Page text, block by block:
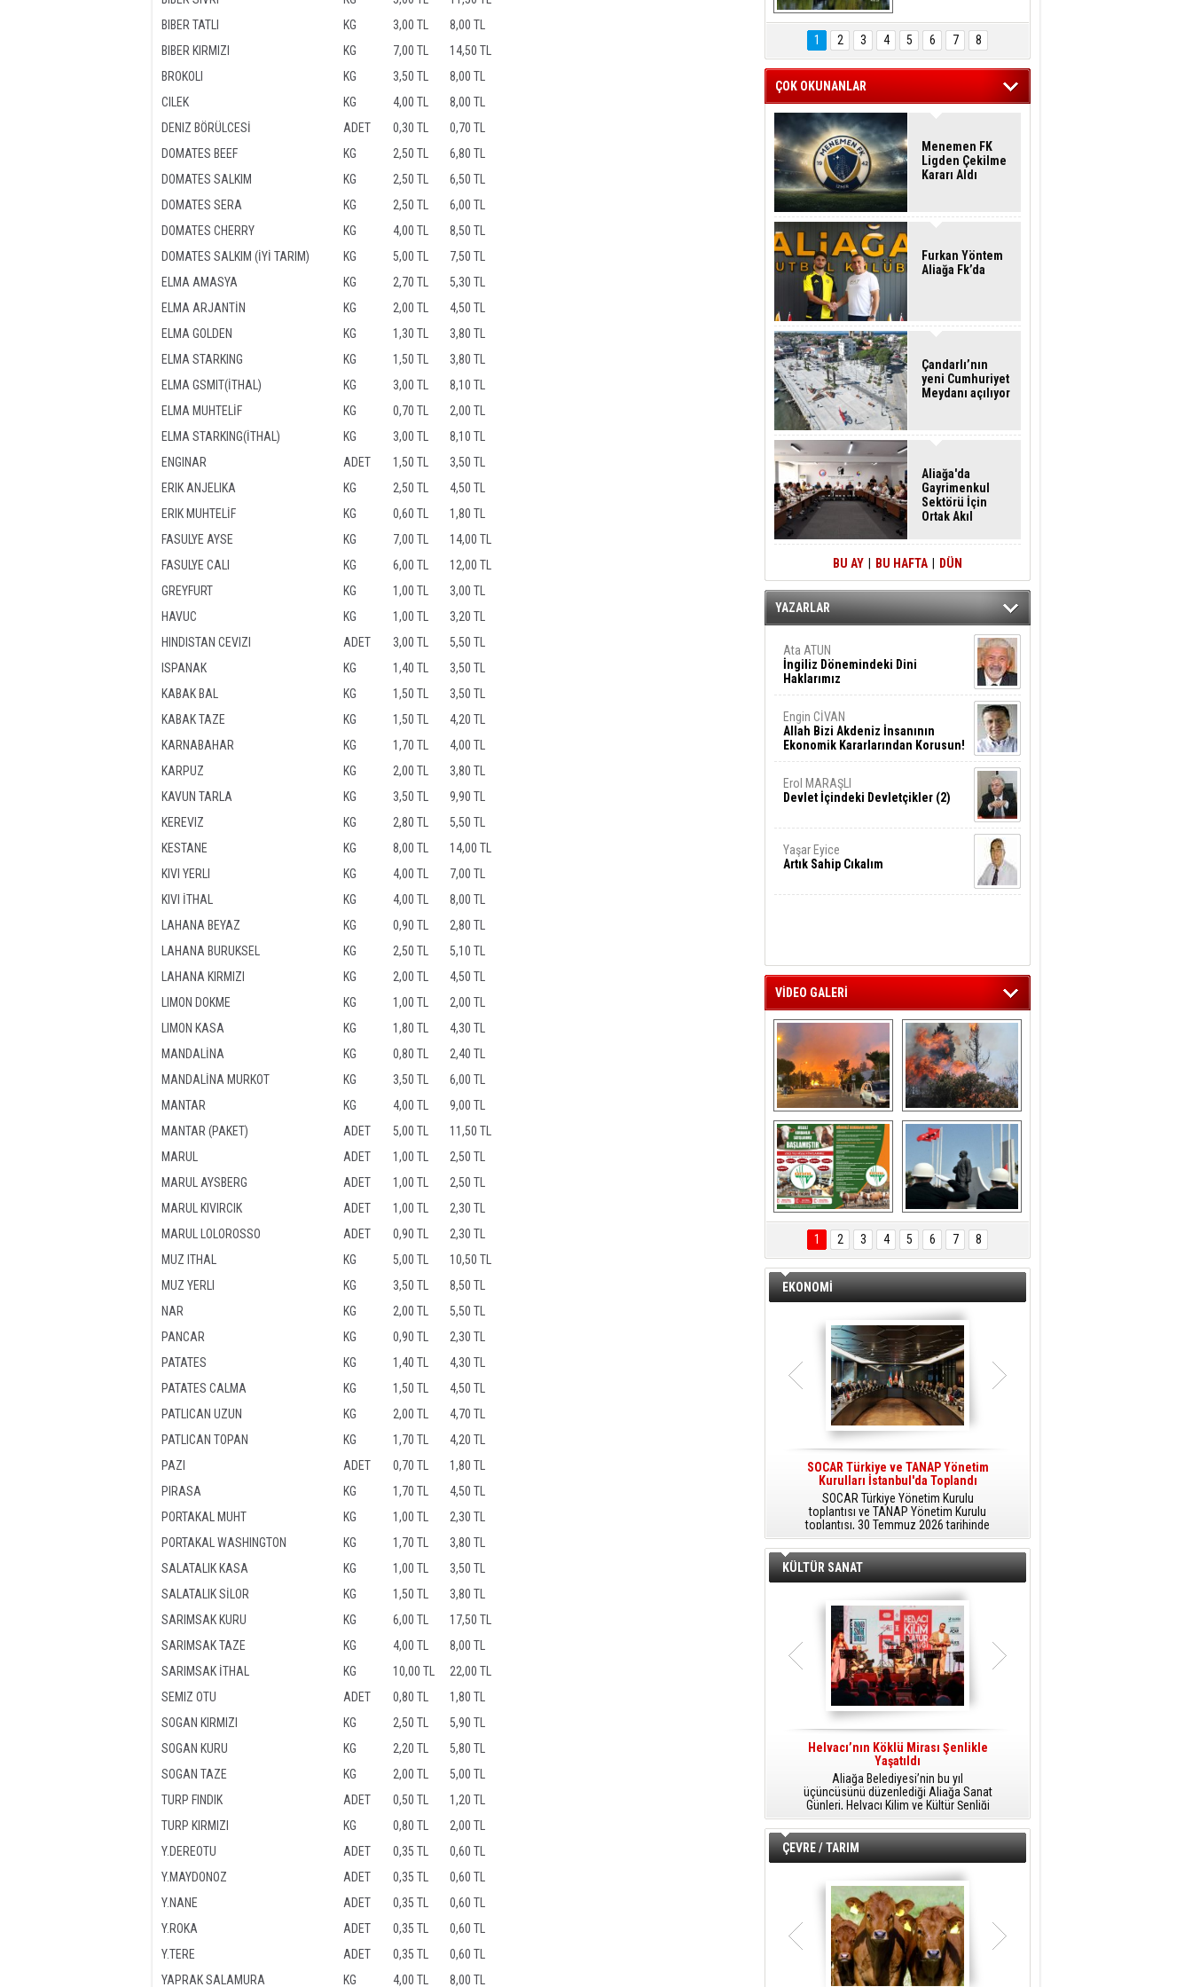
BIBER TATLI
KG 3,00 TL
8,00 TL
BIBER KIRMIZI
KG 7,00 TL
14,50 TL
BROKOLI
KG 3,50 TL
8,00 TL
CILEK
KG 4,00 TL
8,00 TL
DENIZ BÖRÜLCESİ
ADET 0,30 TL
0,70 TL
DOMATES BEEF
KG 2,50 TL
6,80 TL
DOMATES SALKIM
KG 2,50 TL
6,50 TL
DOMATES SERA
KG 2,50 TL
6,00 TL
DOMATES CHERRY
KG 4,00 TL
8,50 TL
DOMATES SALKIM (İYİ TARIM)
KG 5,00 TL
7,50 TL
ELMA AMASYA
KG 2,70 TL
5,30 TL
ELMA ARJANTİN
KG 2,00 TL
4,50 TL
ELMA GOLDEN
KG 1,30 TL
3,80 TL
ELMA STARKING
KG 1,50 TL
3,80 TL
ELMA GSMIT(İTHAL)
KG 3,00 TL
8,10 TL
ELMA MUHTELİF
KG 0,70 TL
2,00 TL
ELMA STARKING(İTHAL)
KG 3,00 TL
8,10 TL
ENGINAR
ADET 1,50 TL
3,50 TL
ERIK ANJELIKA
KG 2,50 TL
4,50 TL
ERIK MUHTELİF
KG 0,60 TL
1,80 TL
FASULYE AYSE
KG 7,00 TL
14,00 TL
FASULYE CALI
KG 6,00 TL
12,00 TL
GREYFURT
KG 1,00 TL
3,00 TL
HAVUC
KG 1,00 TL
3,20 TL
HINDISTAN CEVIZI
ADET 3,00 TL
5,50 TL
ISPANAK
KG 1,40 TL
3,50 TL
KABAK BAL
KG 1,50 TL
3,50 TL
KABAK TAZE
KG 1,50 TL
4,20 TL
KARNABAHAR
KG 1,70 TL
4,00 TL
KARPUZ
KG 2,00 TL
3,80 TL
KAVUN TARLA
KG 3,50 TL
9,90 TL
KEREVIZ
KG 2,80 TL
5,50 TL
KESTANE
KG 8,00 TL
14,00 TL
KIVI YERLI
KG 4,00 TL
7,00 TL
KIVI İTHAL
KG 4,00 TL
8,00 TL
LAHANA BEYAZ
KG 0,90 TL
2,80 TL
LAHANA BURUKSEL
KG 2,50 TL
5,10 TL
LAHANA KIRMIZI
KG 2,00 TL
4,50 TL
LIMON DOKME
KG 1,00 TL
2,00 TL
LIMON KASA
KG 1,80 TL
4,30 TL
MANDALİNA
KG 0,80 TL
2,40 TL
MANDALİNA MURKOT
KG 3,50 TL
6,00 TL
MANTAR
KG 4,00 TL
9,00 TL
MANTAR (PAKET)
ADET 5,00 TL
11,50 TL
MARUL
ADET 1,00 TL
2,50 TL
MARUL AYSBERG
ADET 1,00 TL
2,50 TL
MARUL KIVIRCIK
ADET 1,00 TL
2,30 TL
MARUL LOLOROSSO
ADET 0,90 TL
2,30 TL
MUZ ITHAL
KG 5,00 TL
10,50 TL
MUZ YERLI
KG 3,50 TL
8,50 TL
NAR
KG 2,00 TL
5,50 TL
PANCAR
KG 0,90 TL
2,30 TL
PATATES
KG 1,40 TL
4,30 TL
PATATES CALMA
KG 1,50 TL
4,50 TL
PATLICAN UZUN
KG 2,00 TL
4,70 TL
PATLICAN TOPAN
KG 1,70 TL
4,20 TL
PAZI
ADET 0,70 TL
1,80 TL
PIRASA
KG 1,70 TL
4,50 TL
PORTAKAL MUHT
KG 1,00 TL
2,30 TL
PORTAKAL WASHINGTON
KG 1,70 TL
3,80 TL
SALATALIK KASA
KG 1,00 TL
3,50 TL
SALATALIK SİLOR
KG 1,50 TL
3,80 TL
SARIMSAK KURU
KG 6,00 TL
17,50 TL
SARIMSAK TAZE
KG 4,00 TL
8,00 TL
SARIMSAK İTHAL
KG 10,00 TL
22,00 TL
SEMIZ OTU
ADET 0,80 TL
1,80 TL
SOGAN KIRMIZI
KG 2,50 TL
5,90 TL
SOGAN KURU
KG 2,20 TL
5,80 TL
SOGAN TAZE
KG 2,00 TL
5,00 TL
TURP FINDIK
ADET 0,50 TL
1,20 TL
TURP KIRMIZI
KG 0,80 TL
2,00 TL
Y.DEREOTU
ADET 0,35 TL
0,60 TL
Y.MAYDONOZ
ADET 0,35 TL
0,60 TL
Y.NANE
ADET 0,35 TL
0,60 TL
Y.ROKA
ADET 0,35 TL
0,60 TL
Y.TERE
ADET 0,35 TL
0,60 TL
YAPRAK SALAMURA
KG 4,00 TL
8,00 TL
Hasan Eser'in
Objektifinden
1 2 3 4 5 6 7 8
ÇOK OKUNANLAR
Menemen FK
Ligden Çekilme
Kararı Aldı
Furkan Yöntem
Aliağa Fk’da
Çandarlı’nın
yeni Cumhuriyet
Meydanı açılıyor
Aliağa'da
Gayrimenkul
Sektörü İçin
Ortak Akıl
BU AY BU HAFTA DÜN
YAZARLAR
Ata ATUN
İngiliz Dönemindeki Dini
Haklarımız
Engin CİVAN
Allah Bizi Akdeniz İnsanının
Ekonomik Kararlarından Korusun!
Erol MARAŞLI
Devlet İçindeki Devletçikler (2)
Yaşar Eyice
Artık Sahip Cıkalım
VİDEO GALERİ
Aliağa ‘da  otluk
alanda çıkan
yangın evlere
sıçramadan
söndürüldü
Aliağa'nın Ciğerleri
ÖNAL TARIM
TANITIM FİLMİ
Aliağa'da Polis
Haftası Kutlandı
1 2 3 4 5 6 7 8
EKONOMİ
SOCAR Türkiye ve TANAP Yönetim
Kurulları İstanbul'da Toplandı
SOCAR Türkiye Yönetim Kurulu
toplantısı ve TANAP Yönetim Kurulu
toplantısı, 30 Temmuz 2026 tarihinde
İstanbul’da gerçekleştirildi.
hidrojen teknolojileri alanında yenilikçi
projelere öncülük ediyor.
KÜLTÜR SANAT
Helvacı’nın Köklü Mirası Şenlikle
Yaşatıldı
Aliağa Belediyesi’nin bu yıl
üçüncüsünü düzenlediği Aliağa Sanat
Günleri, Helvacı Kilim ve Kültür Şenliği
ile Helvacı’da renkli bir güne sahne
oldu.
birbirinden renkli etkinliklerle devam
ÇEVRE / TARIM